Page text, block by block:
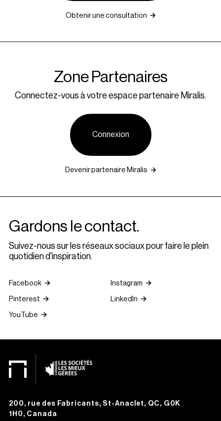
Obtenir une consultation
Zone Partenaires
Connectez-vous à votre espace partenaire Miralis.
Connexion
Devenir partenaire Miralis
Gardons le contact.
Suivez-nous sur les réseaux sociaux pour faire le plein
quotidien d'inspiration.
Facebook
Instagram
Pinterest
LinkedIn
YouTube
200, rue des Fabricants, St-Anaclet, QC, G0K
1H0, Canada